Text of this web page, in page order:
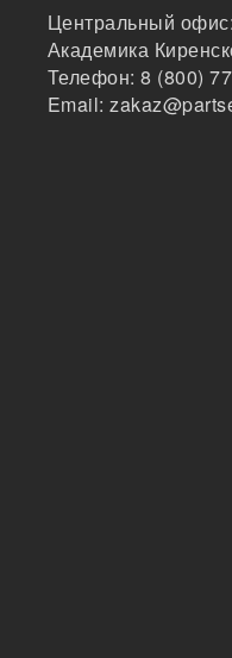
Центральный офис:
Академика
Телефон:8 (800)
Email: